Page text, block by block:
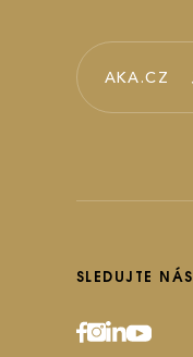
AKA.CZ
SLEDUJTE NÁS